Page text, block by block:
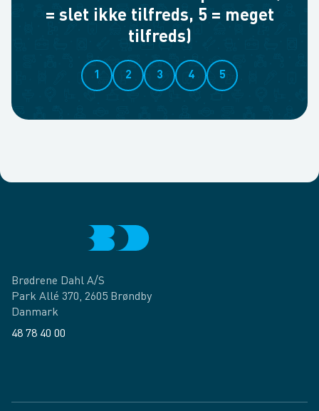
= slet ikke tilfreds, 5 = meget
tilfreds)
1 2 3 4 5
Brødrene Dahl A/S
Park Allé 370, 2605 Brøndby
Danmark
48 78 40 00